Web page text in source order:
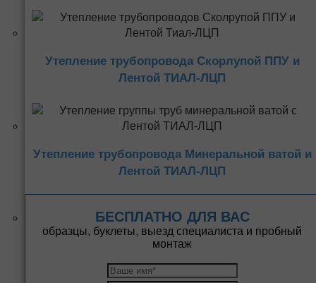
Утепление трубопровода Скорлупой ППУ и
Лентой ТИАЛ-ЛЦП
Утепление трубопровода Минеральной ватой и
Лентой ТИАЛ-ЛЦП
БЕСПЛАТНО ДЛЯ ВАС
образцы, буклеты, выезд специалиста и пробный
монтаж